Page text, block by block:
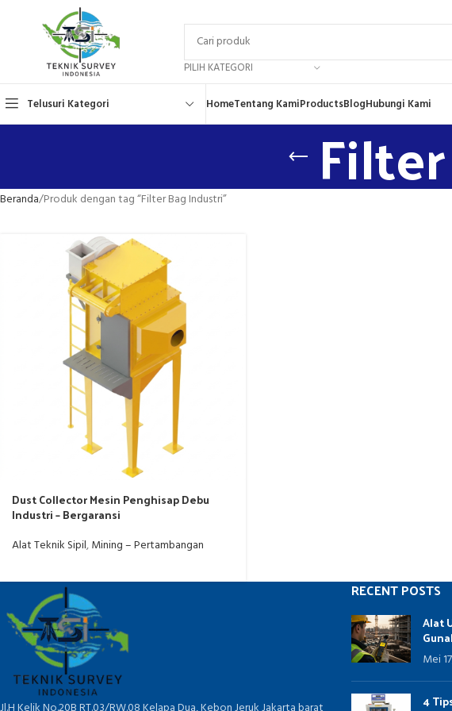
PILIH KATEGORI
Telusuri Kategori HomeTentang KamiProductsBlogHubungi Kami
Beranda Produk dengan tag “Filter Bag Industri”
Dust Collector Mesin Penghisap Debu
Industri – Bergaransi
Alat Teknik Sipil,Mining – Pertambangan
RECENT POSTS
Alat
Mei
4